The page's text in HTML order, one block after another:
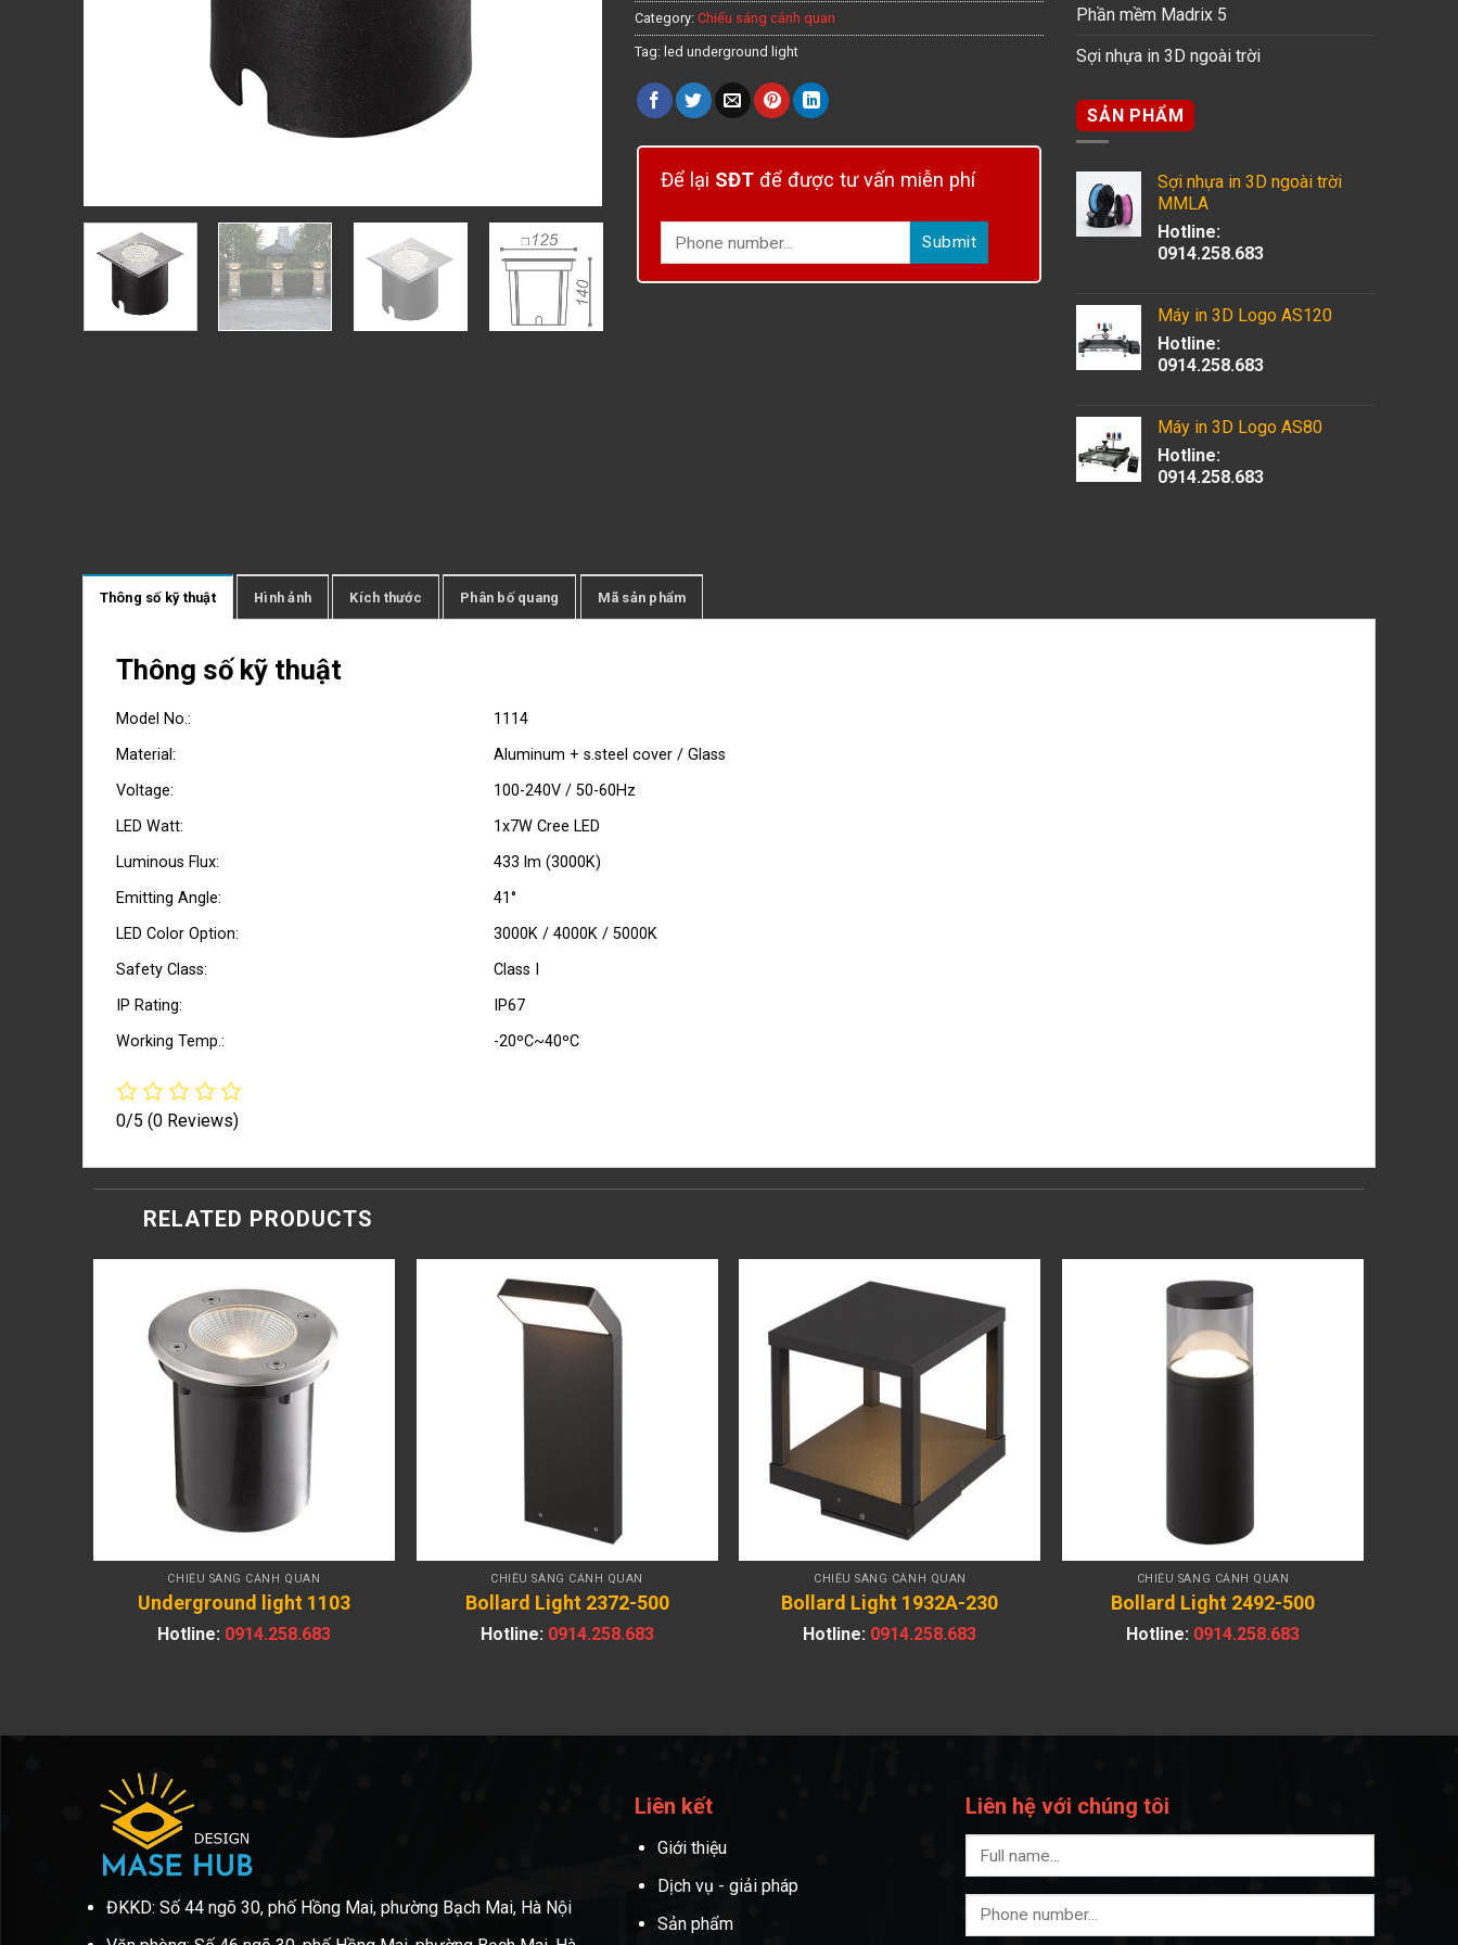
Category:Chiếu sáng cảnh quan
Tag: led underground light
Để lại SĐT để được tư vấn miễn phí
Phần mềm Madrix 5
Sợi nhựa in 3D ngoài trời
SẢN PHẨM
Sợi nhựa in 3D ngoài trời
MMLA
Hotline:
0914.258.683
Máy in 3D Logo AS120
Hotline:
0914.258.683
Máy in 3D Logo AS80
Hotline:
0914.258.683
Thông số kỹ thuật Hình ảnh Kích thước Phân bố quang Mã sản phẩm
Thông số kỹ thuật
Model No.:
1114
Material:
Aluminum + s.steel cover / Glass
Voltage:
100-240V / 50-60Hz
LED Watt:
1x7W Cree LED
Luminous Flux:
433 lm (3000K)
Emitting Angle:
41°
LED Color Option:
3000K / 4000K / 5000K
Safety Class:
Class I
IP Rating:
IP67
Working Temp.:
-20ºC~40ºC
0/5 (0 Reviews)
RELATED PRODUCTS
CHIẾU SÁNG CẢNH QUAN
Underground light 1103
Hotline: 0914.258.683
CHIẾU SÁNG CẢNH QUAN
Bollard Light 2372-500
Hotline: 0914.258.683
CHIẾU SÁNG CẢNH QUAN
Bollard Light 1932A-230
Hotline: 0914.258.683
CHIẾU SÁNG CẢNH QUAN
Bollard Light 2492-500
Hotline: 0914.258.683
ĐKKD: Số 44 ngõ 30, phố Hồng Mai, phường Bạch Mai, Hà Nội
Liên kết
Giới thiệu
Dịch vụ - giải pháp
Sản phẩm
Liên hệ với chúng tôi